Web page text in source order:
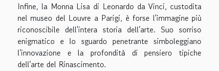
Infine, la Monna Lisa di Leonardo da Vinci, custodita
nel museo del Louvre a Parigi, è forse l'immagine più
riconoscibile dell'intera storia dell'arte. Suo sorriso
enigmatico e lo sguardo penetrante simboleggiano
l'innovazione e la profondità di pensiero tipiche
dell'arte del Rinascimento.